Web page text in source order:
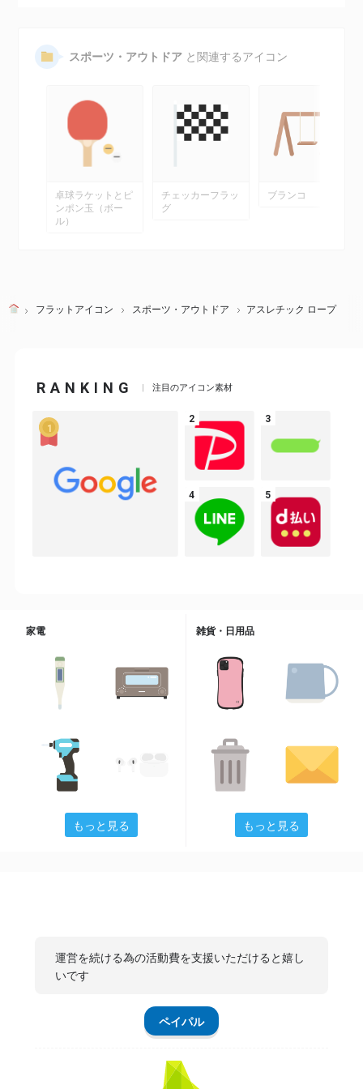
スポーツ・アウトドア と関連するアイコン
卓球ラケットとピ
ンポン玉（ボー
ル）
チェッカーフラッ
グ
ブランコ
フラットアイコン スポーツ・アウトドア アスレチック ロープ
RANKING 注目のアイコン素材
家電
もっと見る
雑貨・日用品
もっと見る
運営を続ける為の活動費を支援いただけると嬉し
いです
ペイパル